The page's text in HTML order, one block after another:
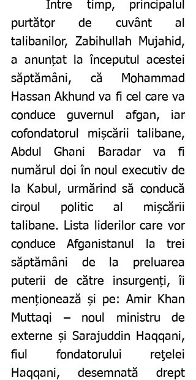
Între timp, principalul
purtător de cuvânt al
talibanilor, Zabihullah Mujahid,
a anunțat la începutul acestei
săptămâni, că Mohammad
Hassan Akhund va fi cel care va
conduce guvernul afgan, iar
cofondatorul mișcării talibane,
Abdul Ghani Baradar va fi
numărul doi în noul executiv de
la Kabul, urmărind să conducă
ciroul politic al mișcării
talibane. Lista liderilor care vor
conduce Afganistanul la trei
săptămâni de la preluarea
puterii de către insurgenți, îi
menționează și pe: Amir Khan
Muttaqi – noul ministru de
externe și Sarajuddin Haqqani,
fiul fondatorului reţelei
Haqqani, desemnată drept